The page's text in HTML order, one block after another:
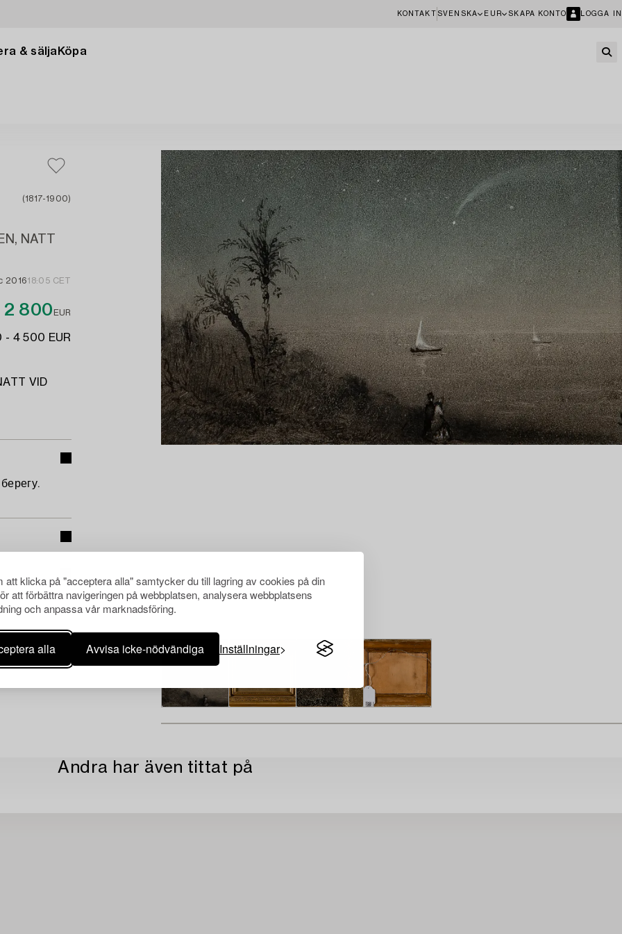
att klicka på "acceptera alla" samtycker du till lagring av cookies på din
att förbättra navigeringen på webbplatsen, analysera webbplatsens
och anpassa vår marknadsföring.
alla Avvisa icke-nödvändiga Inställningar
KONTAKT SVENSKA EUR SKAPA KONTO LOGGA IN
& sälja Köpa
(1817-1900)
NATT
201618:05 CET
2 800 EUR
- 4 500 EUR
VID
Andra har även tittat på